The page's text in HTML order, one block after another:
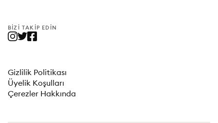
BIZI TAKIP EDIN
Gizlilik Politikası
Üyelik Koşulları
Çerezler Hakkında